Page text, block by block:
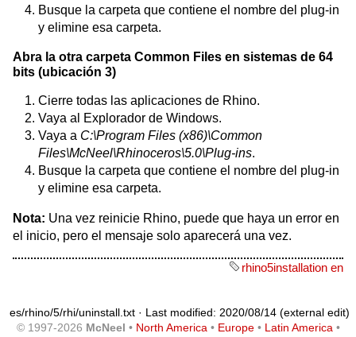
Busque la carpeta que contiene el nombre del plug-in
y elimine esa carpeta.
Abra la otra carpeta Common Files en sistemas de 64
bits (ubicación 3)
Cierre todas las aplicaciones de Rhino.
Vaya al Explorador de Windows.
Vaya a C:\Program Files (x86)\Common
Files\McNeel\Rhinoceros\5.0\Plug-ins.
Busque la carpeta que contiene el nombre del plug-in
y elimine esa carpeta.
Nota: Una vez reinicie Rhino, puede que haya un error en
el inicio, pero el mensaje solo aparecerá una vez.
rhino5installation en
es/rhino/5/rhi/uninstall.txt · Last modified: 2020/08/14 (external edit)
© 1997-2026 McNeel • North America • Europe• Latin America •